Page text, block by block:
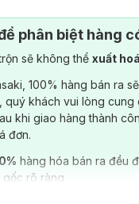
phân biệt hàng
sẽ không thể xuất
100% hàng bán ra
quý khách vui lòng
khi giao hàng thành
đơn.
hàng hóa bán ra đều
gốc rõ ràng.